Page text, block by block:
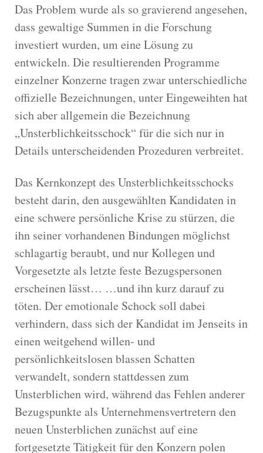
Das Problem wurde als so gravierend angesehen,
dass gewaltige Summen in die Forschung
investiert wurden, um eine Lösung zu
entwickeln. Die resultierenden Programme
einzelner Konzerne tragen zwar unterschiedliche
offizielle Bezeichnungen, unter Eingeweihten hat
sich aber allgemein die Bezeichnung
„Unsterblichkeitsschock“ für die sich nur in
Details unterscheidenden Prozeduren verbreitet.
Das Kernkonzept des Unsterblichkeitsschocks
besteht darin, den ausgewählten Kandidaten in
eine schwere persönliche Krise zu stürzen, die
ihn seiner vorhandenen Bindungen möglichst
schlagartig beraubt, und nur Kollegen und
Vorgesetzte als letzte feste Bezugspersonen
erscheinen lässt… …und ihn kurz darauf zu
töten. Der emotionale Schock soll dabei
verhindern, dass sich der Kandidat im Jenseits in
einen weitgehend willen- und
persönlichkeitslosen blassen Schatten
verwandelt, sondern stattdessen zum
Unsterblichen wird, während das Fehlen anderer
Bezugspunkte als Unternehmensvertretern den
neuen Unsterblichen zunächst auf eine
fortgesetzte Tätigkeit für den Konzern polen